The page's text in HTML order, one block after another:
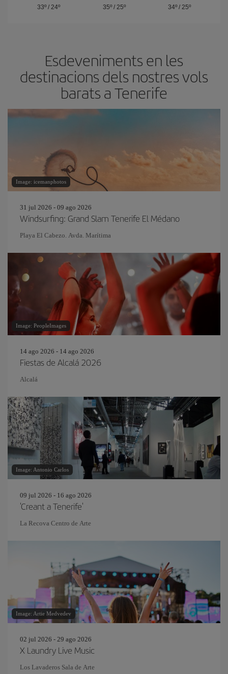
33º/ 24º
35º/ 25º
34º /25º
Esdeveniments en les
destinacions dels nostres vols
barats a Tenerife
Image: icemanphotos
31 jul 2026 - 09 ago 2026
Windsurfing: Grand Slam Tenerife El Médano
Playa El Cabezo. Avda. Marítima
Image: PeopleImages
14 ago 2026 - 14 ago 2026
Fiestas de Alcalá 2026
Alcal
Image: Antonio Carlos
09 jul 2026 - 16 ago 2026
'Creant a Tenerife'
La Recova Centro de Arte
Image: Artie Medvedev
02 jul 2026 - 29 ago 2026
X Laundry Live Music
Los Lavaderos Sala de Arte